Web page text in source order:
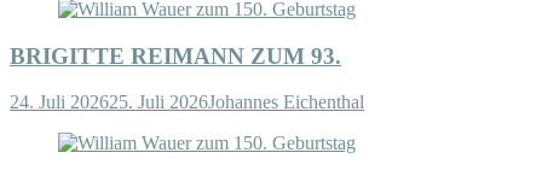
BRIGITTE REIMANN ZUM 93.
24. Juli 202625. Juli 2026Johannes Eichenthal